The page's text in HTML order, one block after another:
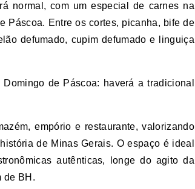
normal, com um especial de carnes na
Páscoa. Entre os cortes, picanha, bife de
defumado, cupim defumado e linguiça
de Páscoa: haverá a tradicional
empório e restaurante, valorizando
de Minas Gerais. O espaço é ideal
autênticas, longe do agito da
de BH.